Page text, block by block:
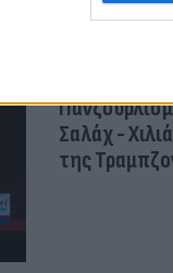
Σαλάχ -
της